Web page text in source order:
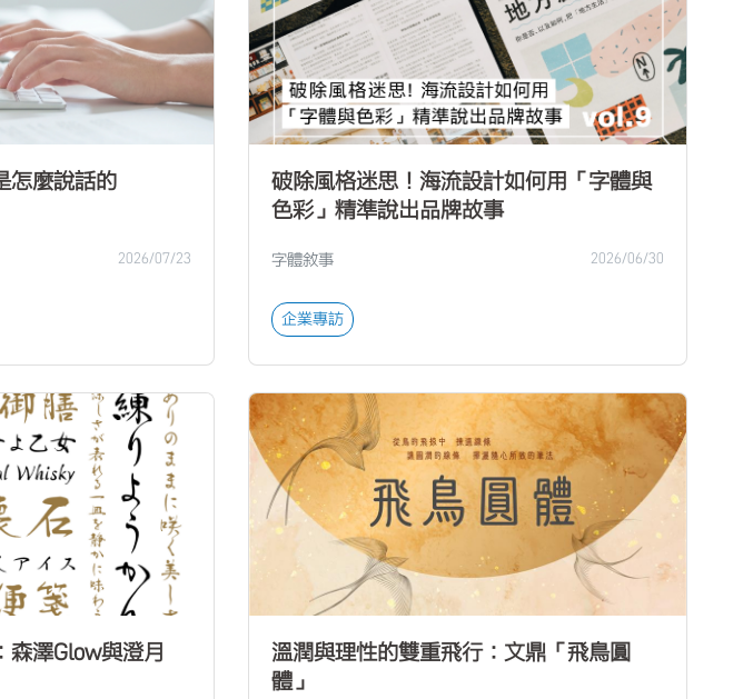
怎麼說話的
2026/07/23
破除風格迷思！海流設計如何用「字體與
色彩」精準說出品牌故事
字體敘事 2026/06/30
企業專訪
森澤Glow與澄月
溫潤與理性的雙重飛行：文鼎「飛鳥圓
體」